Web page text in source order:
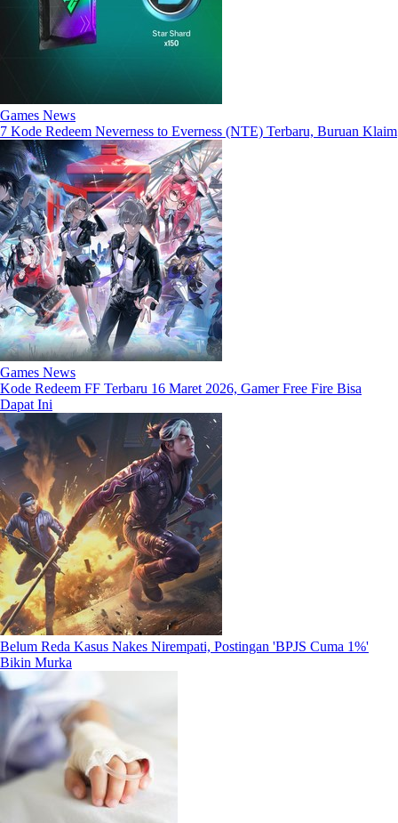
Games News
7 Kode Redeem Neverness to Everness (NTE) Terbaru, Buruan Klaim
Games News
Kode Redeem FF Terbaru 16 Maret 2026, Gamer Free Fire Bisa
Dapat Ini
Belum Reda Kasus Nakes Nirempati, Postingan 'BPJS Cuma 1%'
Bikin Murka